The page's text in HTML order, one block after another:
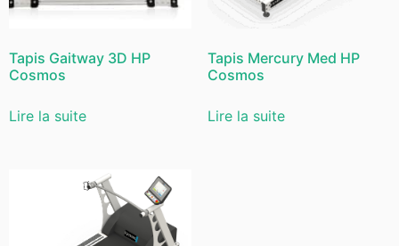
Tapis Gaitway 3D HP
Cosmos
Lire la suite
Tapis Mercury Med HP
Cosmos
Lire la suite